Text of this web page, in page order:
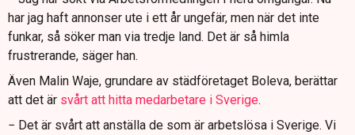
har jag haft annonser ute i ett år ungefär, men när det inte
funkar, så söker man via tredje land. Det är så himla
frustrerande, säger han.
Även Malin Waje, grundare av städföretaget Boleva, berättar
att det är svårt att hitta medarbetare i Sverige.
− Det är svårt att anställa de som är arbetslösa i Sverige. Vi